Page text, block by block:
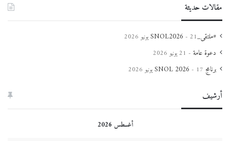
مقالات حديثة
#ملتقى_SNOL202621 يونيو 2026
دعوة عامة 21 يونيو 2026
برنامج SNOL 2026 17 يونيو 2026
أرشيف
أغسطس 2026